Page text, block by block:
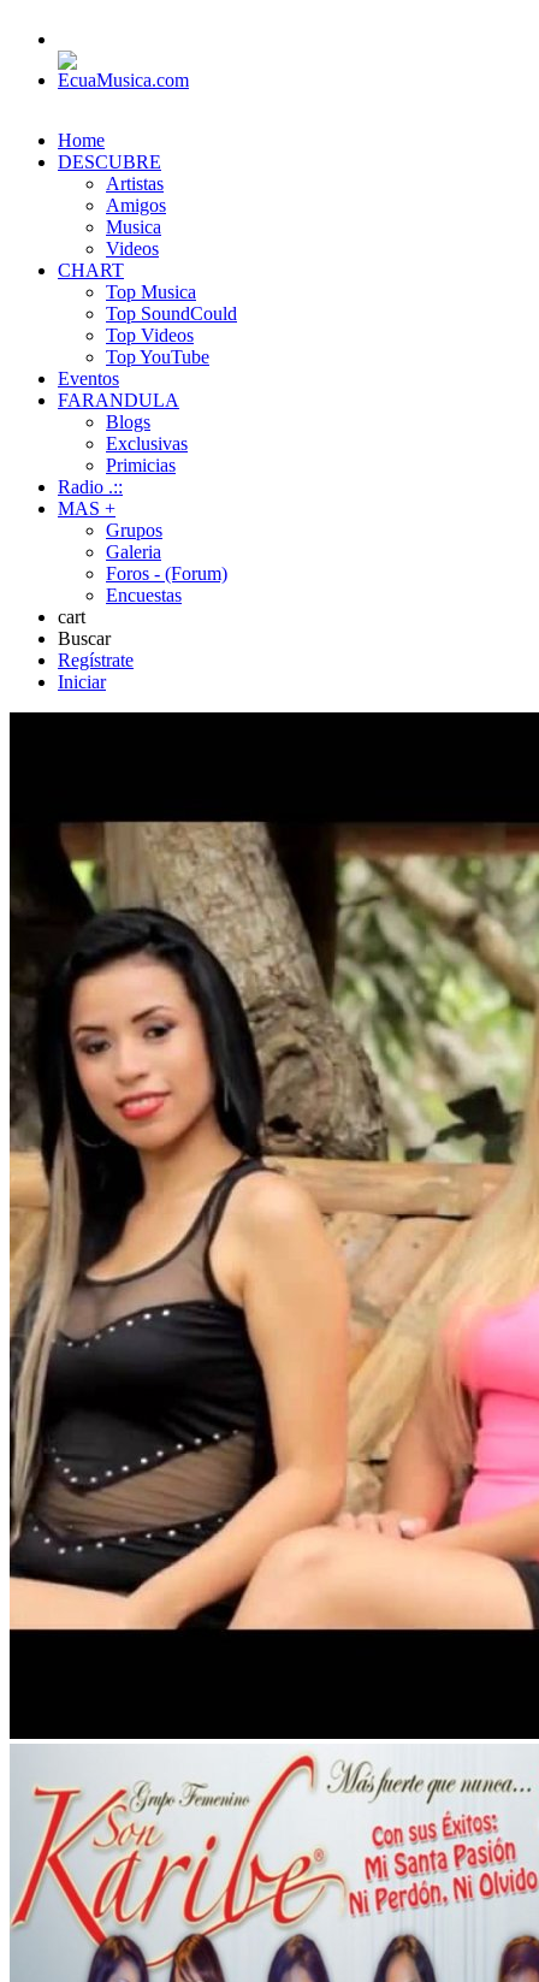
Home
DESCUBRE
Artistas
Amigos
Musica
Videos
CHART
Top Musica
Top SoundCould
Top Videos
Top YouTube
Eventos
FARANDULA
Blogs
Exclusivas
Primicias
Radio .::
MAS +
Grupos
Galeria
Foros - (Forum)
Encuestas
cart
Buscar
Regístrate
Iniciar